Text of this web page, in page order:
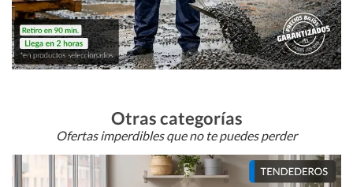
Otras categorías
Ofertas imperdibles que no te puedes perder